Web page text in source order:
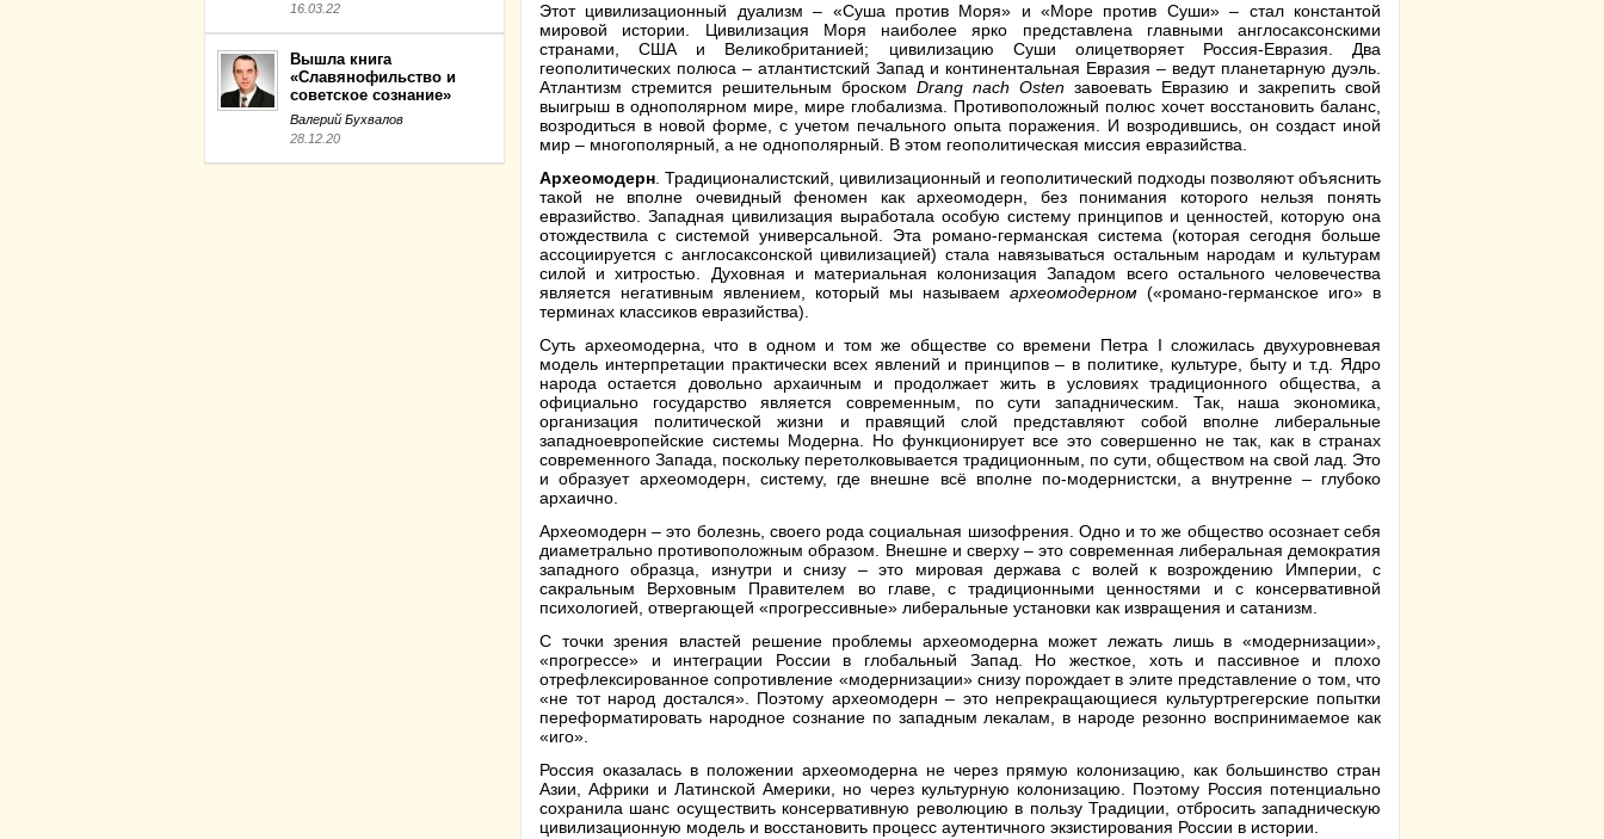
16.03.22
Вышла книга
«Славянофильство и
советское сознание»
Валерий Бухвалов
28.12.20
Этот цивилизационный дуализм – «Суша против Моря» и «Море против Суши» – стал константой
мировой истории. Цивилизация Моря наиболее ярко представлена главными англосаксонскими
странами, США и Великобританией; цивилизацию Суши олицетворяет Россия-Евразия. Два
геополитических полюса – атлантистский Запад и континентальная Евразия – ведут планетарную дуэль.
Атлантизм стремится решительным броском Drang nach Osten завоевать Евразию и закрепить свой
выигрыш в однополярном мире, мире глобализма. Противоположный полюс хочет восстановить баланс,
возродиться в новой форме, с учетом печального опыта поражения. И возродившись, он создаст иной
мир – многополярный, а не однополярный. В этом геополитическая миссия евразийства.
Археомодерн . Традиционалистский, цивилизационный и геополитический подходы позволяют объяснить
такой не вполне очевидный феномен как археомодерн, без понимания которого нельзя понять
евразийство. Западная цивилизация выработала особую систему принципов и ценностей, которую она
отождествила с системой универсальной. Эта романо-германская система (которая сегодня больше
ассоциируется с англосаксонской цивилизацией) стала навязываться остальным народам и культурам
силой и хитростью. Духовная и материальная колонизация Западом всего остального человечества
является негативным явлением, который мы называем археомодерном («романо-германское иго» в
терминах классиков евразийства).
Суть археомодерна, что в одном и том же обществе со времени Петра I сложилась двухуровневая
модель интерпретации практически всех явлений и принципов – в политике, культуре, быту и т.д. Ядро
народа остается довольно архаичным и продолжает жить в условиях традиционного общества, а
официально государство является современным, по сути западническим. Так, наша экономика,
организация политической жизни и правящий слой представляют собой вполне либеральные
западноевропейские системы Модерна. Но функционирует все это совершенно не так, как в странах
современного Запада, поскольку перетолковывается традиционным, по сути, обществом на свой лад. Это
и образует археомодерн, систему, где внешне всё вполне по-модернистски, а внутренне – глубоко
архаично.
Археомодерн – это болезнь, своего рода социальная шизофрения. Одно и то же общество осознает себя
диаметрально противоположным образом. Внешне и сверху – это современная либеральная демократия
западного образца, изнутри и снизу – это мировая держава с волей к возрождению Империи, с
сакральным Верховным Правителем во главе, с традиционными ценностями и с консервативной
психологией, отвергающей «прогрессивные» либеральные установки как извращения и сатанизм.
С точки зрения властей решение проблемы археомодерна может лежать лишь в «модернизации»,
«прогрессе» и интеграции России в глобальный Запад. Но жесткое, хоть и пассивное и плохо
отрефлексированное сопротивление «модернизации» снизу порождает в элите представление о том, что
«не тот народ достался». Поэтому археомодерн – это непрекращающиеся культуртрегерские попытки
переформатировать народное сознание по западным лекалам, в народе резонно воспринимаемое как
«иго».
Россия оказалась в положении археомодерна не через прямую колонизацию, как большинство стран
Азии, Африки и Латинской Америки, но через культурную колонизацию. Поэтому Россия потенциально
сохранила шанс осуществить консервативную революцию в пользу Традиции, отбросить западническую
цивилизационную модель и восстановить процесс аутентичного экзистирования России в истории.